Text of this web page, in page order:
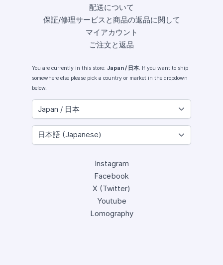
配送について
保証/修理サービスと商品の返品に関して
マイアカウント
ご注文と返品
You are currently in this store: Japan / 日本. If you want to ship
somewhere else please pick a country or market in the dropdown
below.
Instagram
Facebook
X (Twitter)
Youtube
Lomography